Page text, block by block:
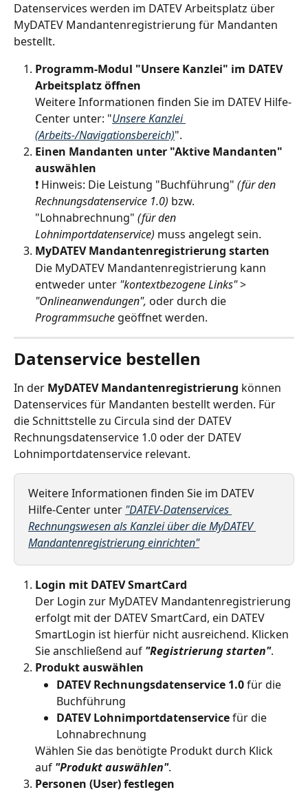
Datenservices werden im DATEV Arbeitsplatz über
MyDATEV Mandantenregistrierung für Mandanten
bestellt.
Programm-Modul "Unsere Kanzlei" im DATEV
Arbeitsplatzöffnen
Weitere Informationen finden Sie im DATEV Hilfe-
Center unter: "Unsere Kanzlei
(Arbeits-/Navigationsbereich)".
Einen Mandanten unter "Aktive Mandanten"
auswählen
❗ Hinweis: Die Leistung "Buchführung" (für den
Rechnungsdatenservice 1.0) bzw.
"Lohnabrechnung" (für den
Lohnimportdatenservice) muss angelegt sein.
MyDATEV Mandantenregistrierung starten
Die MyDATEV Mandantenregistrierung kann
entweder unter "kontextbezogene Links" >
"Onlineanwendungen", oder durch die
Programmsuche geöffnet werden.
Datenservice bestellen
In der MyDATEV Mandantenregistrierung können
Datenservices für Mandanten bestellt werden. Für
die Schnittstelle zu Circula sind der DATEV
Rechnungsdatenservice 1.0 oder der DATEV
Lohnimportdatenservice relevant.
Weitere Informationen finden Sie im DATEV
Hilfe-Center unter "DATEV-Datenservices
Rechnungswesen als Kanzlei über die MyDATEV
Mandantenregistrierung einrichten"
Login mit DATEV SmartCard
Der Login zur MyDATEV Mandantenregistrierung
erfolgt mit der DATEV SmartCard, ein DATEV
SmartLogin ist hierfür nicht ausreichend. Klicken
Sie anschließend auf "Registrierung starten".
Produkt auswählen
DATEV Rechnungsdatenservice 1.0 für die
Buchführung
DATEV Lohnimportdatenservice für die
Lohnabrechnung
Wählen Sie das benötigte Produkt durch Klick
auf "Produkt auswählen".
Personen (User) festlegen